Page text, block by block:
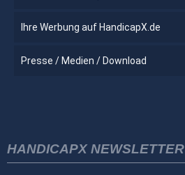
Ihre Werbung auf HandicapX.de
Presse / Medien / Download
HANDICAPX NEWSLETTER